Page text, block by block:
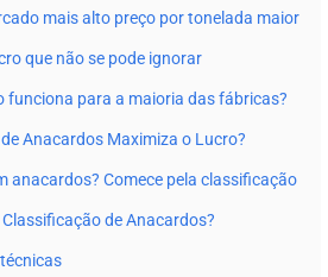
mais alto preço por tonelada maior
que não se pode ignorar
funciona para a maioria das fábricas?
Anacardos Maximiza o Lucro?
anacardos? Comece pela classificação
de Anacardos?